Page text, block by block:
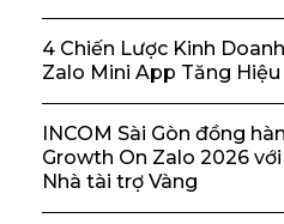
4 Chiến Lược Kinh
Zalo Mini App Tăng Hiệu
INCOM Sài Gòn đồng
Growth On Zalo 2026
Nhà tài trợ Vàng